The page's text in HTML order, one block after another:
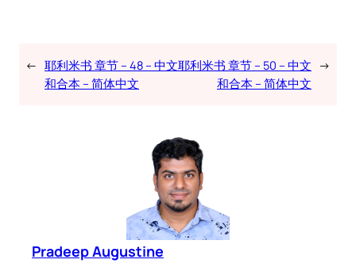
← 耶利米书 章节 – 48 – 中文
和合本 – 简体中文
耶利米书 章节 – 50 – 中文
和合本 – 简体中文
→
Pradeep Augustine